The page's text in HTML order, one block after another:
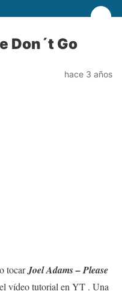
Don´t Go
hace 3 años
tocarJoel Adams – Please
vídeo tutorial en YT . Una